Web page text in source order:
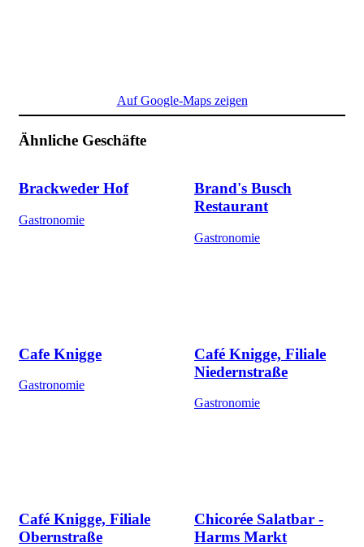
Auf Google-Maps zeigen
Ähnliche Geschäfte
Brackweder Hof
Gastronomie
Brand's Busch
Restaurant
Gastronomie
Cafe Knigge
Gastronomie
Café Knigge, Filiale
Niedernstraße
Gastronomie
Café Knigge, Filiale
Obernstraße
Chicorée Salatbar -
Harms Markt